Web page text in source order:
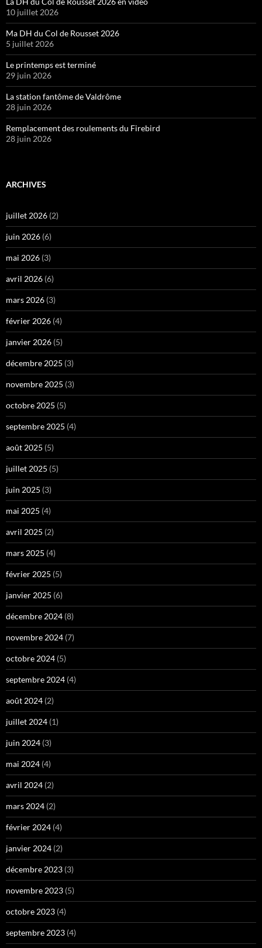
10 juillet 2026
Ma DH du Col de Rousset 2026
5 juillet 2026
Le printemps est terminé
29 juin 2026
La station fantôme de Valdrôme
28 juin 2026
Remplacement des roulements du Firebird
28 juin 2026
ARCHIVES
juillet 2026 (2)
juin 2026 (6)
mai 2026 (3)
avril 2026 (6)
mars 2026 (3)
février 2026 (4)
janvier 2026 (5)
décembre 2025 (3)
novembre 2025 (3)
octobre 2025 (5)
septembre 2025 (4)
août 2025 (5)
juillet 2025 (5)
juin 2025 (3)
mai 2025 (4)
avril 2025 (2)
mars 2025 (4)
février 2025 (5)
janvier 2025 (6)
décembre 2024 (8)
novembre 2024 (7)
octobre 2024 (5)
septembre 2024 (4)
août 2024 (2)
juillet 2024 (1)
juin 2024 (3)
mai 2024 (4)
avril 2024 (2)
mars 2024 (2)
février 2024 (4)
janvier 2024 (2)
décembre 2023 (3)
novembre 2023 (5)
octobre 2023 (4)
septembre 2023 (4)